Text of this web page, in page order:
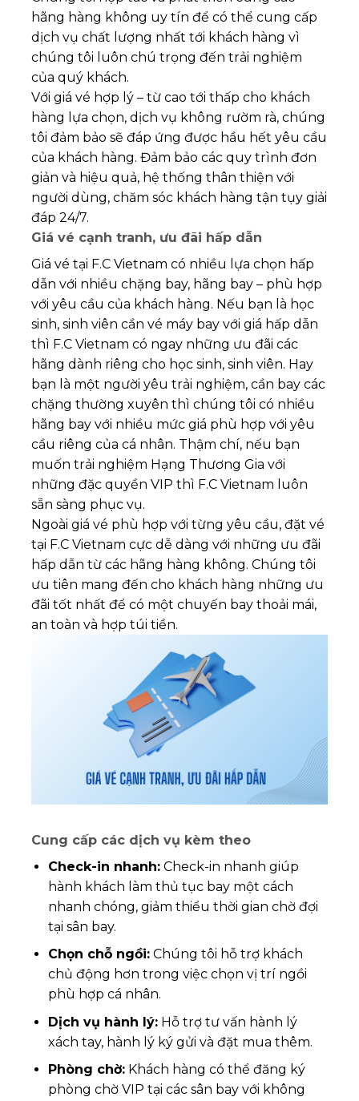
hãng hàng không uy tín để có thể cung cấp
dịch vụ chất lượng nhất tới khách hàng vì
chúng tôi luôn chú trọng đến trải nghiệm
của quý khách.
Với giá vé hợp lý – từ cao tới thấp cho khách
hàng lựa chọn, dịch vụ không rườm rà, chúng
tôi đảm bảo sẽ đáp ứng được hầu hết yêu cầu
của khách hàng. Đảm bảo các quy trình đơn
giản và hiệu quả, hệ thống thân thiện với
người dùng, chăm sóc khách hàng tận tụy giải
đáp 24/7.
Giá vé cạnh tranh, ưu đãi hấp dẫn
Giá vé tại F.C Vietnam có nhiều lựa chọn hấp
dẫn với nhiều chặng bay, hãng bay – phù hợp
với yêu cầu của khách hàng. Nếu bạn là học
sinh, sinh viên cần vé máy bay với giá hấp dẫn
thì F.C Vietnam có ngay những ưu đãi các
hãng dành riêng cho học sinh, sinh viên. Hay
bạn là một người yêu trải nghiệm, cần bay các
chặng thường xuyên thì chúng tôi có nhiều
hãng bay với nhiều mức giá phù hợp với yêu
cầu riêng của cá nhân. Thậm chí, nếu bạn
muốn trải nghiệm Hạng Thương Gia với
những đặc quyền VIP thì F.C Vietnam luôn
sẵn sàng phục vụ.
Ngoài giá vé phù hợp với từng yêu cầu, đặt vé
tại F.C Vietnam cực dễ dàng với những ưu đãi
hấp dẫn từ các hãng hàng không. Chúng tôi
ưu tiên mang đến cho khách hàng những ưu
đãi tốt nhất để có một chuyến bay thoải mái,
an toàn và hợp túi tiền.
Cung cấp các dịch vụ kèm theo
Check-in nhanh:Check-in nhanh giúp
hành khách làm thủ tục bay một cách
nhanh chóng, giảm thiểu thời gian chờ đợi
tại sân bay.
Chọn chỗ ngồi:Chúng tôi hỗ trợ khách
chủ động hơn trong việc chọn vị trí ngồi
phù hợp cá nhân.
Dịch vụ hành lý:Hỗ trợ tư vấn hành lý
xách tay, hành lý ký gửi và đặt mua thêm.
Phòng chờ:Khách hàng có thể đăng ký
phòng chờ VIP tại các sân bay với không